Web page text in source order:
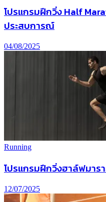
โปรแกรมฝึกวิ่ง Half
ประสบการณ์
04/08/2025
Running
โปรแกรมฝึกวิ่งฮาล์ฟมาร
12/07/2025